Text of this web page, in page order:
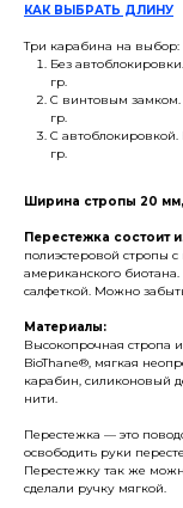
КАК ВЫБРАТЬ ДЛИНУ
Три карабина на выбор:
Без
гр.
С винтовым замком.
гр.
С автоблокировкой.
гр.
Ширина стропы 20
Перестежка состоит
полиэстеровой стропы
американского
салфеткой. Можно
Материалы:
Высокопрочная стропа
BioThane®, мягкая
карабин, силиконовый
нити.
Перестежка — это
освободить руки
Перестежку так же
сделали ручку мягкой.